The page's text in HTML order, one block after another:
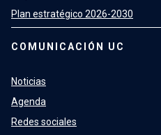
Plan estratégico 2026-2030
COMUNICACIÓN UC
Noticias
Agenda
Redes sociales